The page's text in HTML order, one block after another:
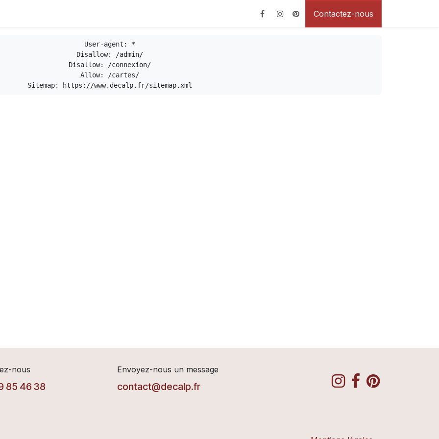
Contactez-nous
User-agent: *
Disallow: /admin/
Disallow: /connexion/
Allow: /cartes/
nous
85 46 38
Envoyez-nous un message
contact@decalp.fr